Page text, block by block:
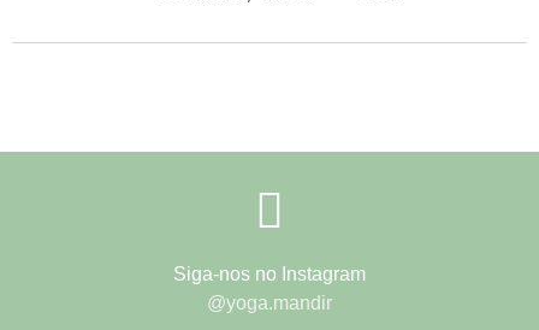
Siga-nos no Instagram
@yoga.mandir